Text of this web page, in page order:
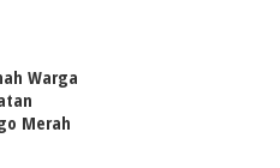
Warga
Merah